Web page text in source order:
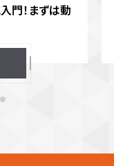
門！まずは動